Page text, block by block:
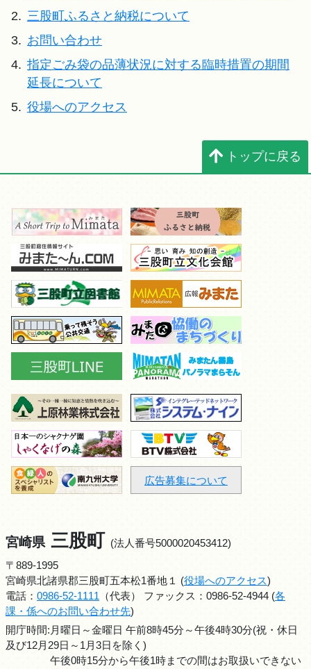
2. 三股町ふるさと納税について
3. お問い合わせ
4. 指定ごみ袋の品薄状況に対する臨時措置の期間
延長について
5. 役場へのアクセス
トップに戻る
広告募集について
宮崎県 三股町 (法人番号5000020453412)
〒889-1995
宮崎県北諸県郡三股町五本松1番地１ (役場へのアクセス)
電話： 0986-52-1111 （代表） ファックス：0986-52-4944 (各
課・係へのお問い合わせ先)
開庁時間:月曜日～金曜日 午前8時45分～午後4時30分(祝・休日
及び12月29日～1月3日を除く)
午後0時15分から午後1時までの間はお取扱いできない